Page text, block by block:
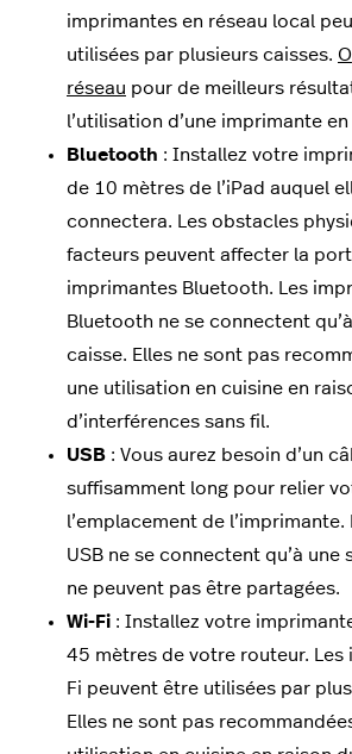
imprimantes en réseau local
utilisées par plusieurs caisses.
réseau pour de meilleurs
l’utilisation d’une imprimante
Bluetooth : Installez votre
de 10 mètres de l’iPad auquel
connectera. Les obstacles
facteurs peuvent affecter la
imprimantes Bluetooth. Les
Bluetooth ne se connectent
caisse. Elles ne sont pas
une utilisation en cuisine en
d’interférences sans fil.
USB : Vous aurez besoin d’un
suffisamment long pour relier
l’emplacement de
USB ne se connectent qu’à une
ne peuvent pas être partagées.
Wi-Fi : Installez votre
45 mètres de votre routeur. Les
Fi peuvent être utilisées par
Elles ne sont pas